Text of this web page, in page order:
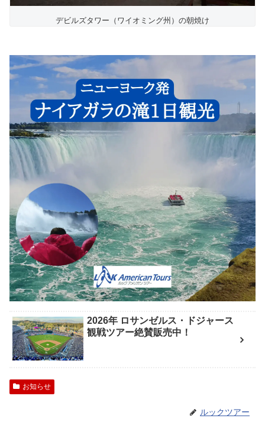
デビルズタワー（ワイオミング州）の朝焼け
2026年 ロサンゼルス・ドジャース
観戦ツアー絶賛販売中！
お知らせ
ルックツアー